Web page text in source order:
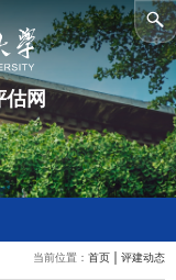
网
当前位置： 首页 评建动态